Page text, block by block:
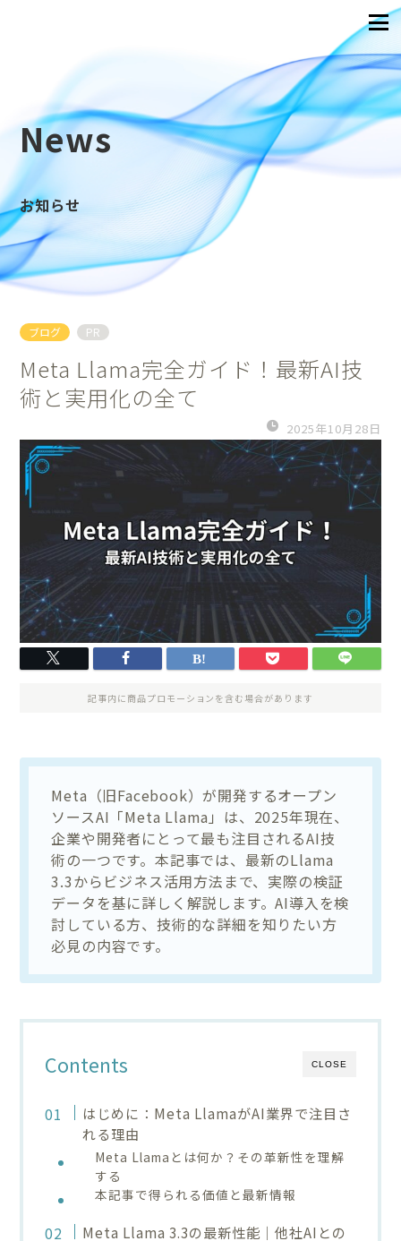
News
お知らせ
ブログ PR
Meta Llama完全ガイド！最新AI技
術と実用化の全て
2025年10月28日
記事内に商品プロモーションを含む場合があります
Meta（旧Facebook）が開発するオープン
ソースAI「Meta Llama」は、2025年現在、
企業や開発者にとって最も注目されるAI技
術の一つです。本記事では、最新のLlama
3.3からビジネス活用方法まで、実際の検証
データを基に詳しく解説します。AI導入を検
討している方、技術的な詳細を知りたい方
必見の内容です。
CLOSE
Contents
はじめに：Meta LlamaがAI業界で注目さ
れる理由
Meta Llamaとは何か？その革新性を理解
する
本記事で得られる価値と最新情報
Meta Llama 3.3の最新性能｜他社AIとの